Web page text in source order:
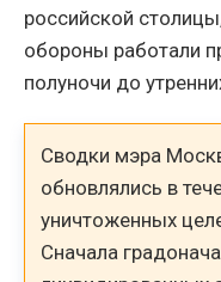
российской
обороны работали
полуночи до
Сводки мэра
обновлялись в
уничтоженных
Сначала